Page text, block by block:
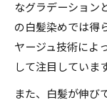
なグラデーション
の白髪染めでは得
ヤージュ技術によ
して注目しています
また、白髪が伸び